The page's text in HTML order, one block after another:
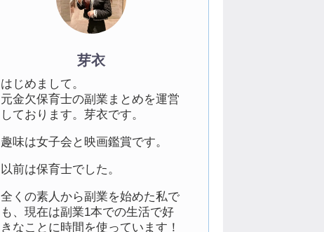
芽衣
はじめまして。
元金欠保育士の副業まとめを運営
しております。芽衣です。
趣味は女子会と映画鑑賞です。
以前は保育士でした。
全くの素人から副業を始めた私で
も、現在は副業1本での生活で好
きなことに時間を使っています！